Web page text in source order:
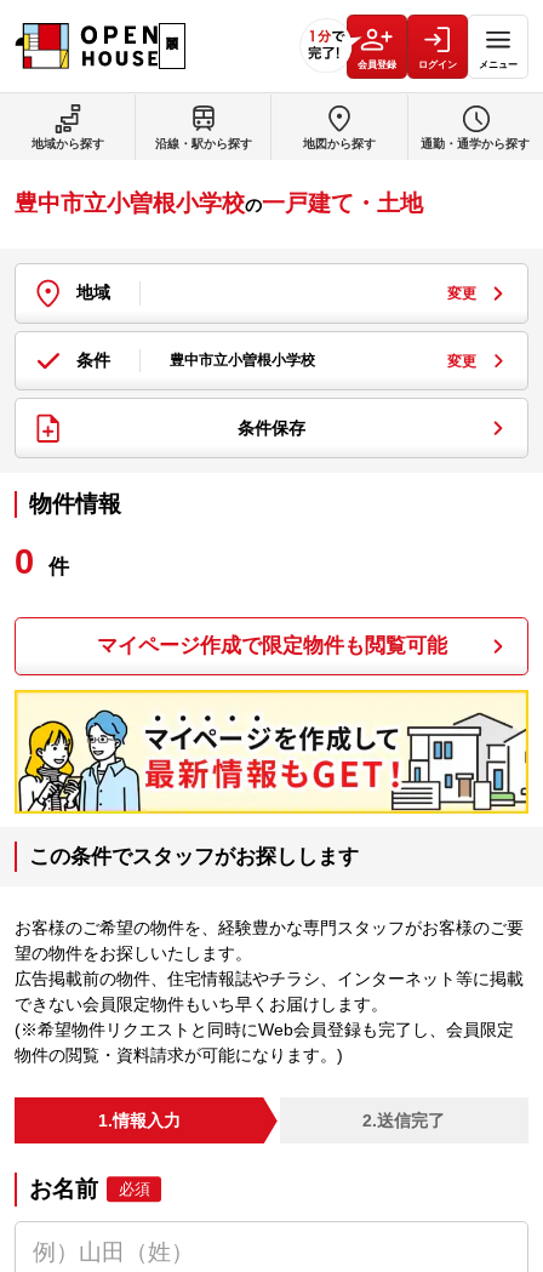
会員登録 ログイン メニュー
豊中市立小曽根小学校の一戸建て・土地
地域 変更
条件 豊中市立小曽根小学校 変更
条件保存
物件情報
0 件
マイページ作成で限定物件も閲覧可能
この条件でスタッフがお探しします
お客様のご希望の物件を、経験豊かな専門スタッフがお客様のご要
望の物件をお探しいたします。
広告掲載前の物件、住宅情報誌やチラシ、インターネット等に掲載
できない会員限定物件もいち早くお届けします。
(※希望物件リクエストと同時にWeb会員登録も完了し、会員限定
物件の閲覧・資料請求が可能になります。)
1.情報入力 2.送信完了
お名前 必須
地域から探す 沿線・駅から探す 地図から探す 通勤・通学から探す